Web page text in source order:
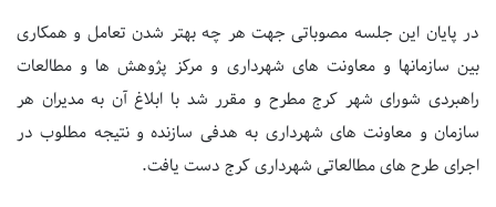
در پایان این جلسه مصوباتی جهت هر چه بهتر شدن تعامل و همکاری
بین سازمانها و معاونت های شهرداری و مرکز پژوهش ها و مطالعات
راهبردی شورای شهر کرج مطرح و مقرر شد با ابلاغ آن به مدیران هر
سازمان و معاونت های شهرداری به هدفی سازنده و نتیجه مطلوب در
اجرای طرح های مطالعاتی شهرداری کرج دست یافت.